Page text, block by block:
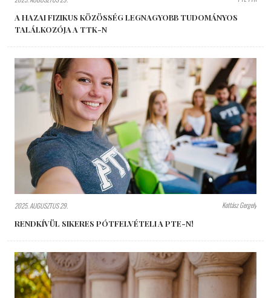
A HAZAI FIZIKUS KÖZÖSSÉG LEGNAGYOBB TUDOMÁNYOS
TALÁLKOZÓJA A TTK-N
2025. AUGUSZTUS 29. Kottász Gergely
RENDKÍVÜL SIKERES PÓTFELVÉTELI A PTE-N!